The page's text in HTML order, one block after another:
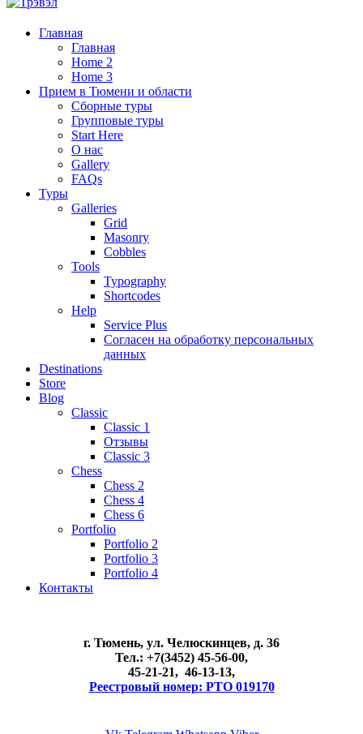
Главная
Главная
Home 2
Home 3
Прием в Тюмени и области
Сборные туры
Групповые туры
Start Here
О нас
Gallery
FAQs
Туры
Galleries
Grid
Masonry
Cobbles
Tools
Typography
Shortcodes
Help
Service Plus
Согласен на обработку персональных
данных
Destinations
Store
Blog
Classic
Classic 1
Отзывы
Classic 3
Chess
Chess 2
Chess 4
Chess 6
Portfolio
Portfolio 2
Portfolio 3
Portfolio 4
Контакты
г. Тюмень, ул. Челюскинцев, д. 36
Тел.: +7(3452) 45-56-00,
45-21-21, 46-13-13,
Реестровый номер: РТО 019170